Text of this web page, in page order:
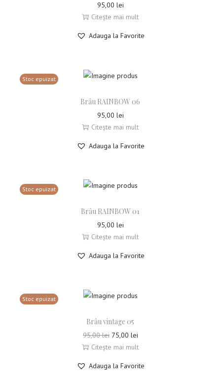
95,00 lei
Citește mai mult
Adauga la Favorite
Stoc epuizat
Brâu RAINBOW 06
95,00 lei
Citește mai mult
Adauga la Favorite
Stoc epuizat
Brâu RAINBOW 01
95,00 lei
Citește mai mult
Adauga la Favorite
Stoc epuizat
Brâu vintage 05
95,00lei 75,00 lei
Citește mai mult
Adauga la Favorite